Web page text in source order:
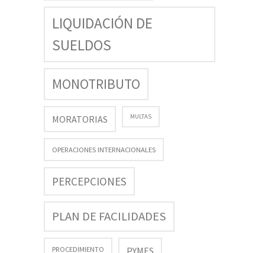
LIQUIDACIÓN DE
SUELDOS
MONOTRIBUTO
MORATORIAS MULTAS
OPERACIONES INTERNACIONALES
PERCEPCIONES
PLAN DE FACILIDADES
PROCEDIMIENTO PYMES